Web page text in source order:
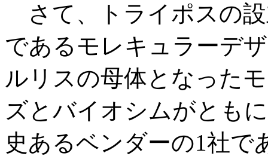
さて、トライポスの設
であるモレキュラーデ
ルリスの母体となった
ズとバイオシムがとも
史あるベンダーの1社で